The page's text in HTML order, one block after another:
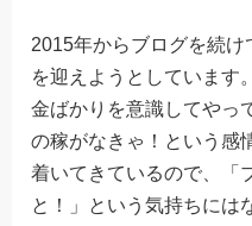
2015年からブログを続け
を迎えようとしています
金ばかりを意識してやっ
の稼がなきゃ！という感
着いてきているので、「
と！」という気持ちには